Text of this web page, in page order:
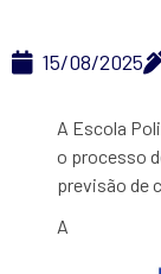
15/08/2025
A Escola
o processo
previsão de
A